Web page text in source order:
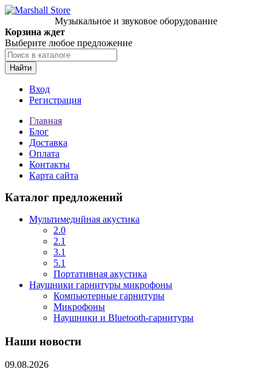
Музыкальное и звуковое оборудование
Корзина ждет
Выберите любое предложение
Найти
Вход
Регистрация
Главная
Блог
Доставка
Оплата
Контакты
Карта сайта
Каталог предложений
Мультимедийная акустика
2.0
2.1
3.1
5.1
Портативная акустика
Наушники гарнитуры микрофоны
Компьютерные гарнитуры
Микрофоны
Наушники и Bluetooth-гарнитуры
Наши новости
09.08.2026